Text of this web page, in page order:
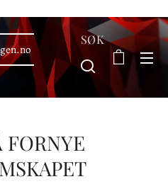
SØK
FORNYE